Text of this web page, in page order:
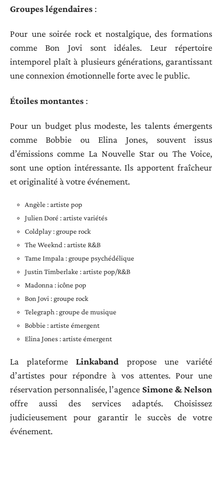
Groupes légendaires :
Pour une soirée rock et nostalgique, des formations
comme Bon Jovi sont idéales. Leur répertoire
intemporel plaît à plusieurs générations, garantissant
une connexion émotionnelle forte avec le public.
Étoiles montantes :
Pour un budget plus modeste, les talents émergents
comme Bobbie ou Elina Jones, souvent issus
d’émissions comme La Nouvelle Star ou The Voice,
sont une option intéressante. Ils apportent fraîcheur
et originalité à votre événement.
Angèle : artiste pop
Julien Doré : artiste variétés
Coldplay : groupe rock
The Weeknd : artiste R&B
Tame Impala : groupe psychédélique
Justin Timberlake : artiste pop/R&B
Madonna : icône pop
Bon Jovi : groupe rock
Telegraph : groupe de musique
Bobbie : artiste émergent
Elina Jones : artiste émergent
La plateformeLinkaband propose une variété
d’artistes pour répondre à vos attentes. Pour une
réservation personnalisée, l’agence Simone & Nelson
offre aussi des services adaptés. Choisissez
judicieusement pour garantir le succès de votre
événement.